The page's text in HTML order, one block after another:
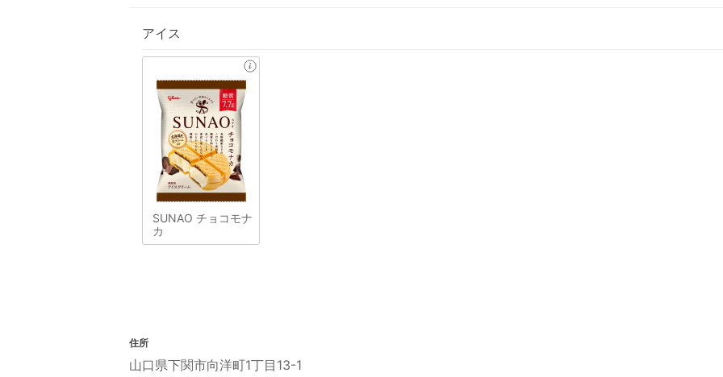
アイス
SUNAO チョコモナ
カ
住所
山口県下関市向洋町1丁目13-1